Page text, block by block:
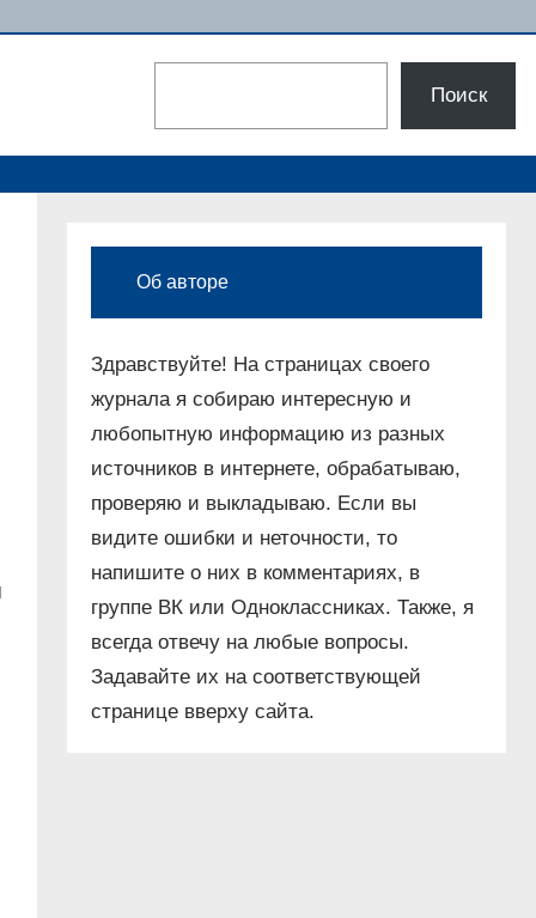
Поиск
Об авторе
Здравствуйте! На страницах своего
журнала я собираю интересную и
любопытную информацию из разных
источников в интернете, обрабатываю,
проверяю и выкладываю. Если вы
видите ошибки и неточности, то
напишите о них в комментариях, в
группе ВК или Одноклассниках. Также, я
всегда отвечу на любые вопросы.
Задавайте их на соответствующей
странице вверху сайта.